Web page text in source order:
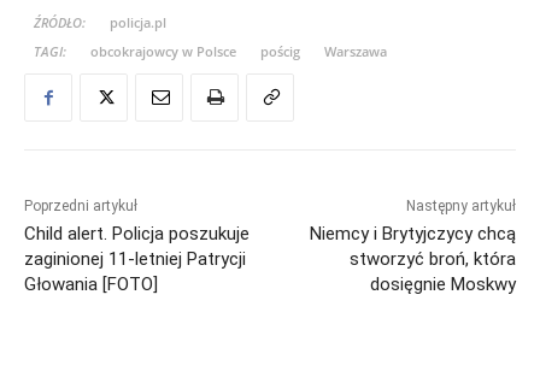
ŹRÓDŁO:
policja.pl
TAGI:
obcokrajowcy w Polsce pościg Warszawa
Poprzedni artykuł
Child alert. Policja poszukuje
zaginionej 11-letniej Patrycji
Głowania [FOTO]
Następny artykuł
Niemcy i Brytyjczycy chcą
stworzyć broń, która
dosięgnie Moskwy